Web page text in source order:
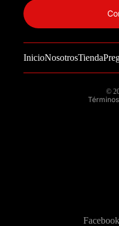
InicioNosotrosTienda
©
Información de
Política de reembolso
Términos del servicio
Política de envío
Facebook